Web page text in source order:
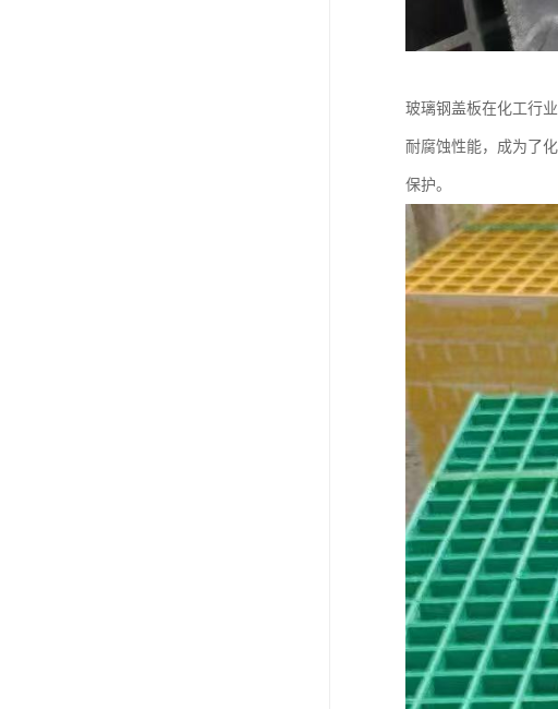
玻璃钢盖板在化工行
耐腐蚀性能，成为了
保护。